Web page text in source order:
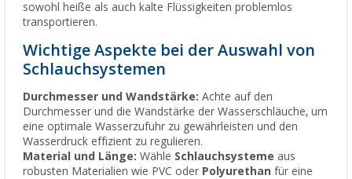
sowohl heiße als auch kalte Flüssigkeiten problemlos
transportieren.
Wichtige Aspekte bei der Auswahl von
Schlauchsystemen
Durchmesser und Wandstärke: Achte auf den
Durchmesser und die Wandstärke der Wasserschläuche, um
eine optimale Wasserzufuhr zu gewährleisten und den
Wasserdruck effizient zu regulieren.
Material und Länge: Wähle Schlauchsysteme aus
robusten Materialien wie PVC oder Polyurethan für eine